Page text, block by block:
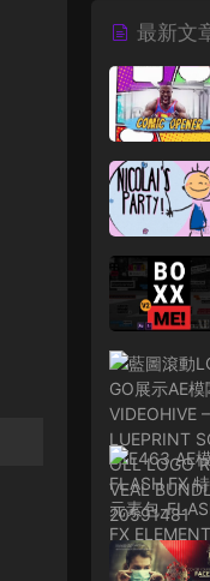
最新文